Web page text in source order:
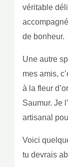
véritable
de bonheur.
Une autre
mes amis,
à la fleur
Saumur. Je
artisanal
Voici
tu devrais